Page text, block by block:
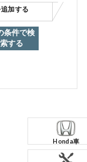
せ
加する
条件で検
索する
Honda車